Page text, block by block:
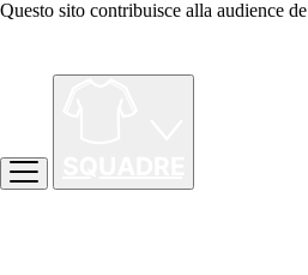
Questo sito contribuisce alla audience de